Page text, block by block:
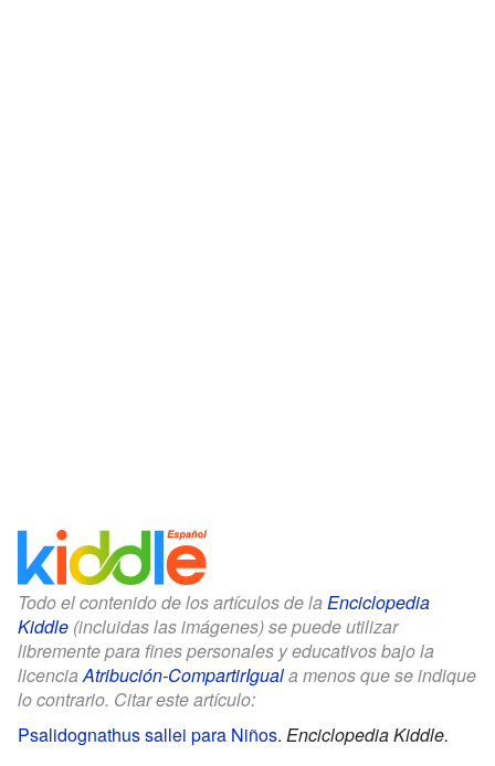
Todo el contenido de los artículos de la Enciclopedia
Kiddle (incluidas las imágenes) se puede utilizar
libremente para fines personales y educativos bajo la
licenciaAtribución-CompartirIguala menos que se indique
lo contrario. Citar este artículo:
Psalidognathus sallei para Niños. Enciclopedia Kiddle.